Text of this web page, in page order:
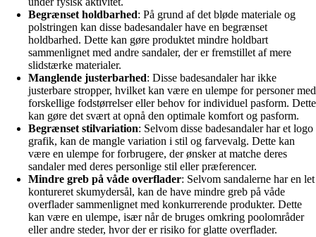
Begrænset holdbarhed: På grund af det bløde materiale og
polstringen kan disse badesandaler have en begrænset
holdbarhed. Dette kan gøre produktet mindre holdbart
sammenlignet med andre sandaler, der er fremstillet af mere
slidstærke materialer.
Manglende justerbarhed: Disse badesandaler har ikke
justerbare stropper, hvilket kan være en ulempe for personer med
forskellige fodstørrelser eller behov for individuel pasform. Dette
kan gøre det svært at opnå den optimale komfort og pasform.
Begrænset stilvariation: Selvom disse badesandaler har et logo
grafik, kan de mangle variation i stil og farvevalg. Dette kan
være en ulempe for forbrugere, der ønsker at matche deres
sandaler med deres personlige stil eller præferencer.
Mindre greb på våde overflader: Selvom sandalerne har en let
kontureret skumydersål, kan de have mindre greb på våde
overflader sammenlignet med konkurrerende produkter. Dette
kan være en ulempe, især når de bruges omkring poolområder
eller andre steder, hvor der er risiko for glatte overflader.